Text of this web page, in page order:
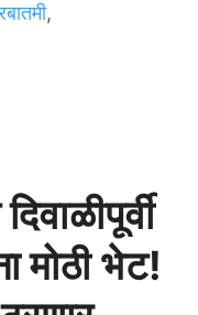
,
मोठी भेट!